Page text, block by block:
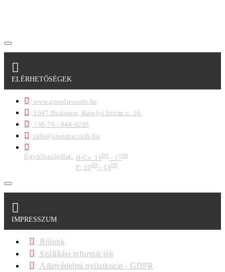
ELÉRHETŐSÉGEK
www.grundrecords.hu
1047 Budapest, Károlyi István u. 10.
+36-70 / 948-0288
info@grundrecords.hu
Ügyfélszolgálat: H-Cs: 1000 - 1700
P: 1000- 1400
IMPRESSZUM
Rólunk
Szállítási információk
Adatvédelmi nyilatkozat - GDPR